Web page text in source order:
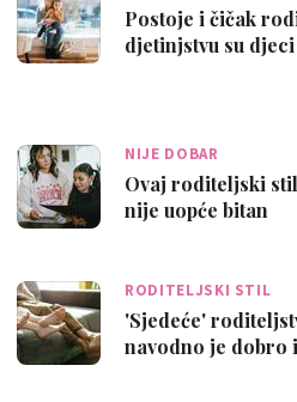
Postoje i čičak
djetinjstvu su
NIJE DOBAR
Ovaj roditeljski
nije uopće bitan
RODITELJSKI STIL
'Sjedeće'
navodno je dobro